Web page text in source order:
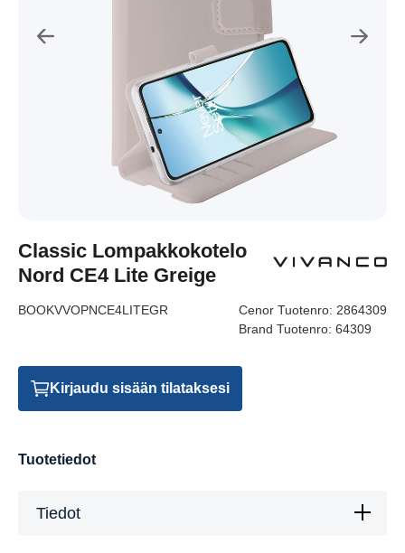
Classic Lompakkokotelo
Nord CE4 Lite Greige
BOOKVVOPNCE4LITEGR Cenor Tuotenro: 2864309
Brand Tuotenro: 64309
Kirjaudu sisään tilataksesi
Tuotetiedot
Tiedot